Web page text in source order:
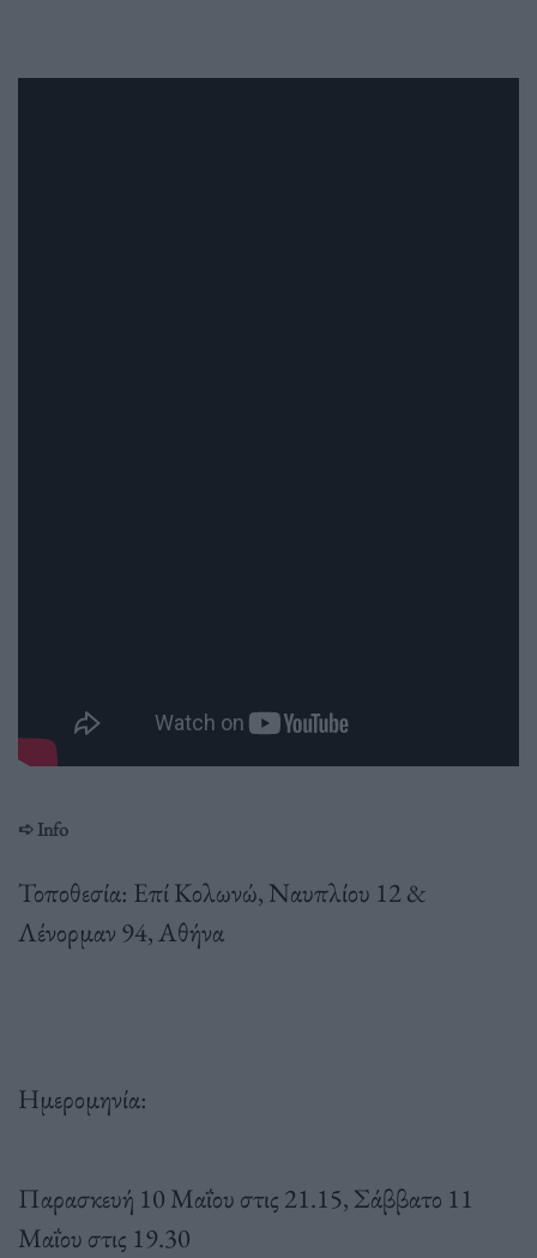
➪ Info
Τοποθεσία: Επί Κολωνώ, Ναυπλίου 12 &
Λένορμαν 94, Αθήνα
Ημερομηνία:
Παρασκευή 10 Μαΐου στις 21.15, Σάββατο 11
Μαΐου στις 19.30